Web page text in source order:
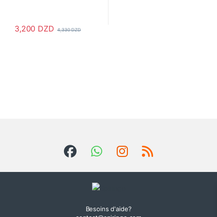
3,200 DZD 4,330DZD
Besoins d'aide?